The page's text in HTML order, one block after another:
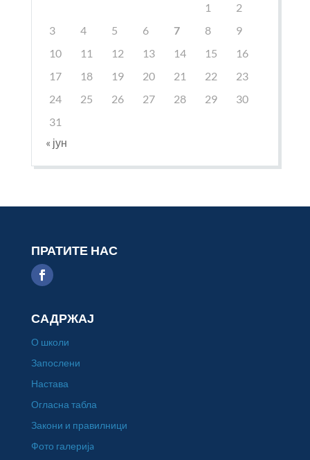
1
2
3
4 5 6 7 8
9
10
11 12 13 14 15
16
17
18 19 20 21 22
23
24
25 26 27 28 29
30
31
« јун
ПРАТИТЕ НАС
САДРЖАЈ
О школи
Запослени
Настава
Огласна табла
Закони и правилници
Фото галеријa